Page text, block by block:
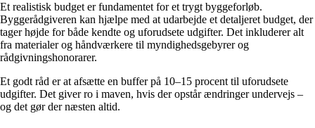
Et realistisk budget er fundamentet for et trygt byggeforløb.
Byggerådgiveren kan hjælpe med at udarbejde et detaljeret budget, der
tager højde for både kendte og uforudsete udgifter. Det inkluderer alt
fra materialer og håndværkere til myndighedsgebyrer og
rådgivningshonorarer.
Et godt råd er at afsætte en buffer på 10–15 procent til uforudsete
udgifter. Det giver ro i maven, hvis der opstår ændringer undervejs –
og det gør der næsten altid.